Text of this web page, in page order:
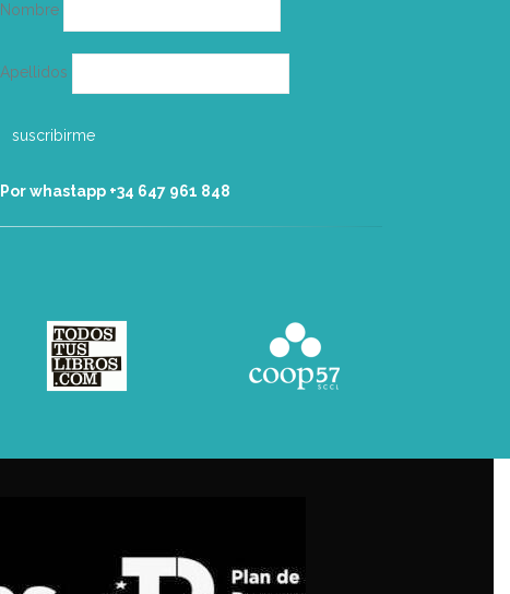
Nombre
Apellidos
Por whastapp +34 ‭647 961 848‬